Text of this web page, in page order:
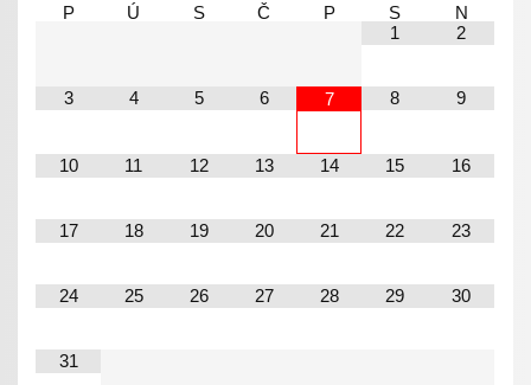
P
Ú S Č P S
N
1
2
3 4 5 6 7 8 9
10 11 12 13 14 15 16
17 18 19 20 21 22 23
24 25 26 27 28 29 30
31